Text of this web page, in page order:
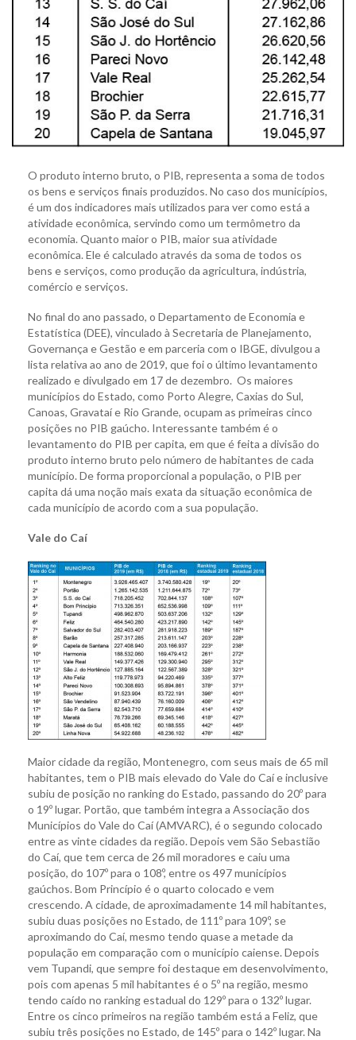
O produto interno bruto, o PIB, representa a soma de todos
os bens e serviços finais produzidos. No caso dos municípios,
é um dos indicadores mais utilizados para ver como está a
atividade econômica, servindo como um termômetro da
economia. Quanto maior o PIB, maior sua atividade
econômica. Ele é calculado através da soma de todos os
bens e serviços, como produção da agricultura, indústria,
comércio e serviços.
No final do ano passado, o Departamento de Economia e
Estatística (DEE), vinculado à Secretaria de Planejamento,
Governança e Gestão e em parceria com o IBGE, divulgou a
lista relativa ao ano de 2019, que foi o último levantamento
realizado e divulgado em 17 de dezembro. Os maiores
municípios do Estado, como Porto Alegre, Caxias do Sul,
Canoas, Gravataí e Rio Grande, ocupam as primeiras cinco
posições no PIB gaúcho. Interessante também é o
levantamento do PIB per capita, em que é feita a divisão do
produto interno bruto pelo número de habitantes de cada
município. De forma proporcional a população, o PIB per
capita dá uma noção mais exata da situação econômica de
cada município de acordo com a sua população.
Vale do Caí
Maior cidade da região, Montenegro, com seus mais de 65 mil
habitantes, tem o PIB mais elevado do Vale do Caí e inclusive
subiu de posição no ranking do Estado, passando do 20º para
o 19º lugar. Portão, que também integra a Associação dos
Municípios do Vale do Caí (AMVARC), é o segundo colocado
entre as vinte cidades da região. Depois vem São Sebastião
do Caí, que tem cerca de 26 mil moradores e caiu uma
posição, do 107º para o 108º, entre os 497 municípios
gaúchos. Bom Princípio é o quarto colocado e vem
crescendo. A cidade, de aproximadamente 14 mil habitantes,
subiu duas posições no Estado, de 111º para 109º, se
aproximando do Caí, mesmo tendo quase a metade da
população em comparação com o município caiense. Depois
vem Tupandi, que sempre foi destaque em desenvolvimento,
pois com apenas 5 mil habitantes é o 5º na região, mesmo
tendo caído no ranking estadual do 129º para o 132º lugar.
Entre os cinco primeiros na região também está a Feliz, que
subiu três posições no Estado, de 145º para o 142º lugar. Na